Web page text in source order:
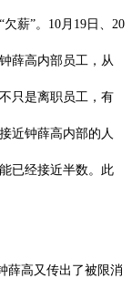
薪”。10月19日、20
薛高内部员工，从
只是离职员工，有
近钟薛高内部的人
已经接近半数。此
薛高又传出了被限消